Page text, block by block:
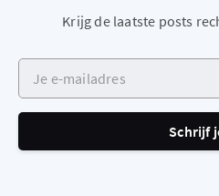
Krijg de laatste posts
Je e-mailadres
Schrijf